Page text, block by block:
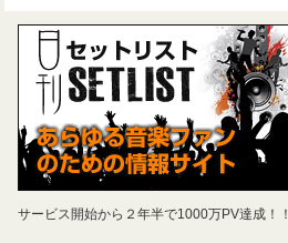
サービス開始から２年半で1000万PV達成！！